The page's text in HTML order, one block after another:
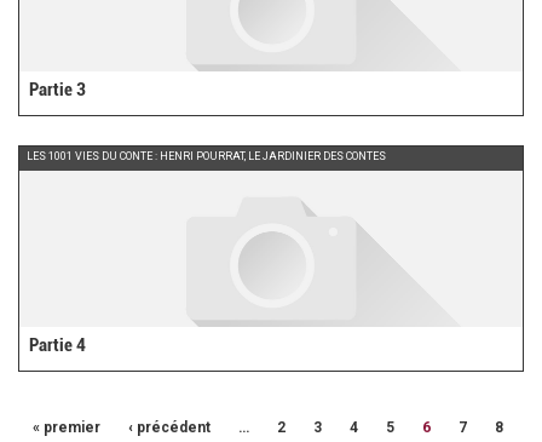
Partie 3
LES 1001 VIES DU CONTE : HENRI POURRAT, LE JARDINIER DES CONTES
Partie 4
« premier ‹ précédent … 2 3 4 5 6 7 8